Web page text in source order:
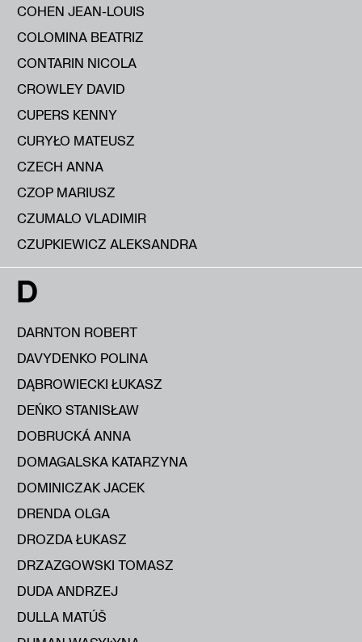
COHEN JEAN-LOUIS
COLOMINA BEATRIZ
CONTARIN NICOLA
CROWLEY DAVID
CUPERS KENNY
CURYŁO MATEUSZ
CZECH ANNA
CZOP MARIUSZ
CZUMALO VLADIMIR
CZUPKIEWICZ ALEKSANDRA
D
DARNTON ROBERT
DAVYDENKO POLINA
DĄBROWIECKI ŁUKASZ
DEŃKO STANISŁAW
DOBRUCKÁ ANNA
DOMAGALSKA KATARZYNA
DOMINICZAK JACEK
DRENDA OLGA
DROZDA ŁUKASZ
DRZAZGOWSKI TOMASZ
DUDA ANDRZEJ
DULLA MATÚŠ